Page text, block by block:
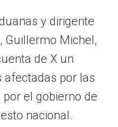
y dirigente
Guillermo Michel,
de X un
afectadas por las
el gobierno de
nacional.